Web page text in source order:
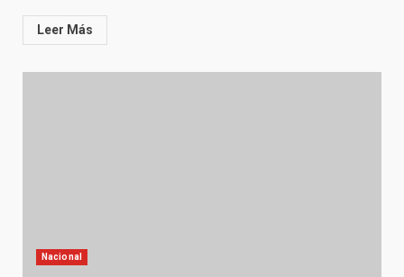
Leer Más
Nacional